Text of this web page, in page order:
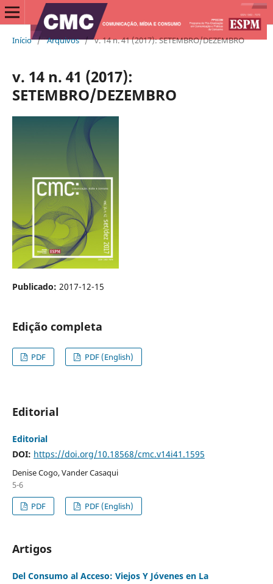
Início / Arquivos / v. 14 n. 41 (2017): SETEMBRO/DEZEMBRO
v. 14 n. 41 (2017):
SETEMBRO/DEZEMBRO
Publicado: 2017-12-15
Edição completa
PDF PDF (English)
Editorial
Editorial
DOI: https://doi.org/10.18568/cmc.v14i41.1595
Denise Cogo, Vander Casaqui
5-6
PDF
PDF (English)
Artigos
Del Consumo al Acceso: Viejos Y Jóvenes en La